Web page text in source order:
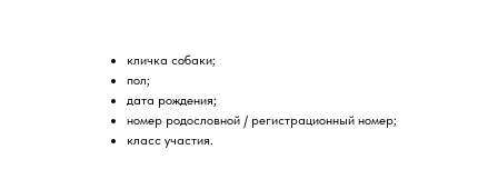
кличка собаки;
пол;
дата рождения;
номер родословной / регистрационный номер;
класс участия.